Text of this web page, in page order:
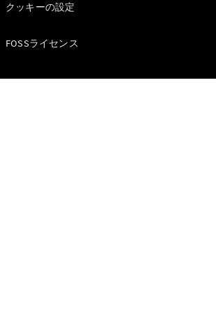
スト
クッキーの設定
FOSSライセンス